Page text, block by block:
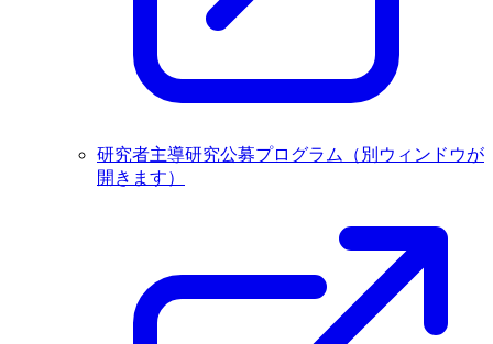
研究者主導研究公募プログラム
（別ウィンドウが
開きます）